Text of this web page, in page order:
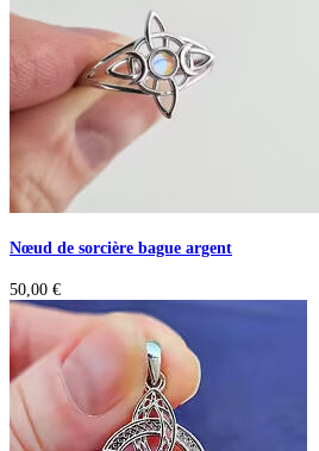
Nœud de sorcière bague argent
50,00 €